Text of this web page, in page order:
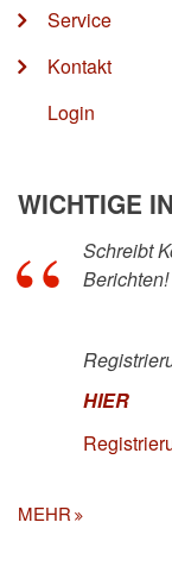
Service
Kontakt
Login
WICHTIGE
Schreibt
Berichten!
HIER
MEHR